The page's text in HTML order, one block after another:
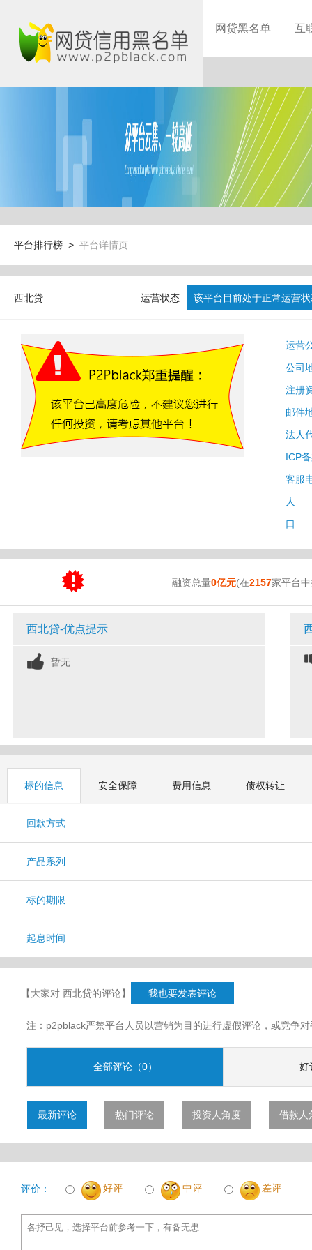
网贷黑名单 互
平台排行榜 > 平台详情页
西北贷 运营状态 该平台目前处于正常运营
运营
公司
注册
邮件
法人
ICP
客服
人
口
融资总量0亿元(在2157家平台
西北贷-优点提示
暂无
标的信息 安全保障 费用信息 债权转让
回款方式
产品系列
标的期限
起息时间
【大家对 西北贷的评论】 我也要发表评论
注：p2pblack严禁平台人员以营销为目的进行虚假评论，或竞争
全部评论（0） 好
最新评论 热门评论 投资人角度 借款人
评价： 好评 中评 差评